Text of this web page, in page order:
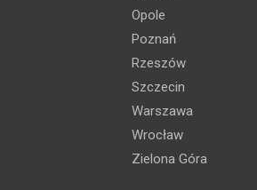
Opole
Poznań
Rzeszów
Szczecin
Warszawa
Wrocław
Zielona Góra